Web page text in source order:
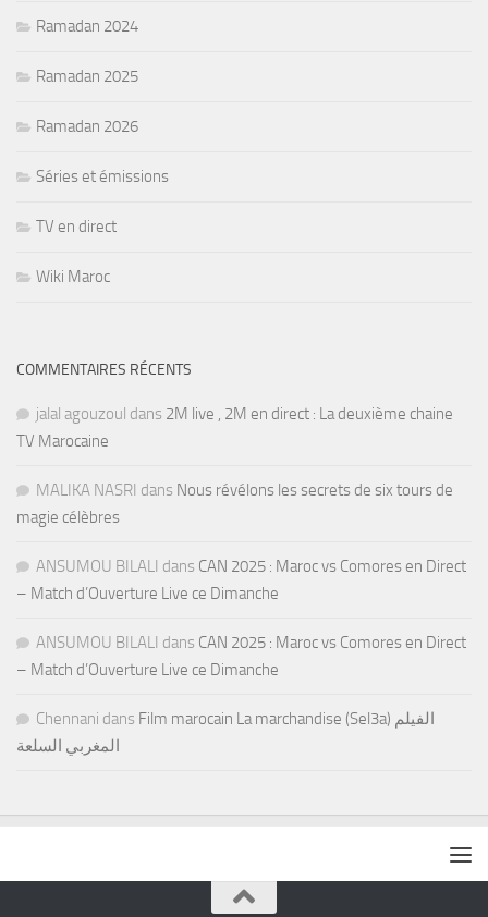
Ramadan 2024
Ramadan 2025
Ramadan 2026
Séries et émissions
TV en direct
Wiki Maroc
COMMENTAIRES RÉCENTS
jalal agouzoul dans 2M live , 2M en direct : La deuxième chaine
TV Marocaine
MALIKA NASRI dans Nous révélons les secrets de six tours de
magie célèbres
ANSUMOU BILALI dans CAN 2025 : Maroc vs Comores en Direct
– Match d’Ouverture Live ce Dimanche
ANSUMOU BILALI dans CAN 2025 : Maroc vs Comores en Direct
– Match d’Ouverture Live ce Dimanche
Chennani dans Film marocain La marchandise (Sel3a) الفيلم
المغربي السلعة